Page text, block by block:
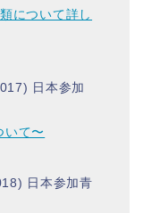
について詳し
日本参加
て〜
日本参加青